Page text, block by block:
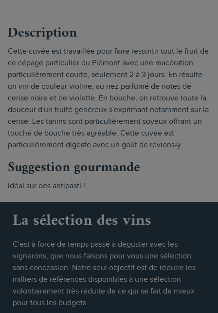
Description
Cette cuvée est travaillée pour faire ressortir tout le fruit de
ce cépage particulier du Piémont avec une macération
particulièrement courte, seulement 2 à 3 jours. En résulte
un vin de couleur violine, au nez parfumé de notes de
cerise noire et de violette. En bouche, on retrouve toute la
douceur d'un fruité généreux s'exprimant notamment sur la
cerise. Les tanins sont particulièrement soyeux offrant un
touché de bouche très agréable. Cette cuvée est
particulièrement digeste avec un goût de reviens-y...
Suggestion gourmande
Idéal sur des antipasti !
La sélection des vins
C'est à force de temps passé à déguster avec les
vignerons, que nous faisons pour vous une sélection
sans concession. Notre seul objectif est de réduire les
milliers de références disponibles à une sélection
volontairement très réduite de ce qui se fait de mieux
pour tous les budgets.